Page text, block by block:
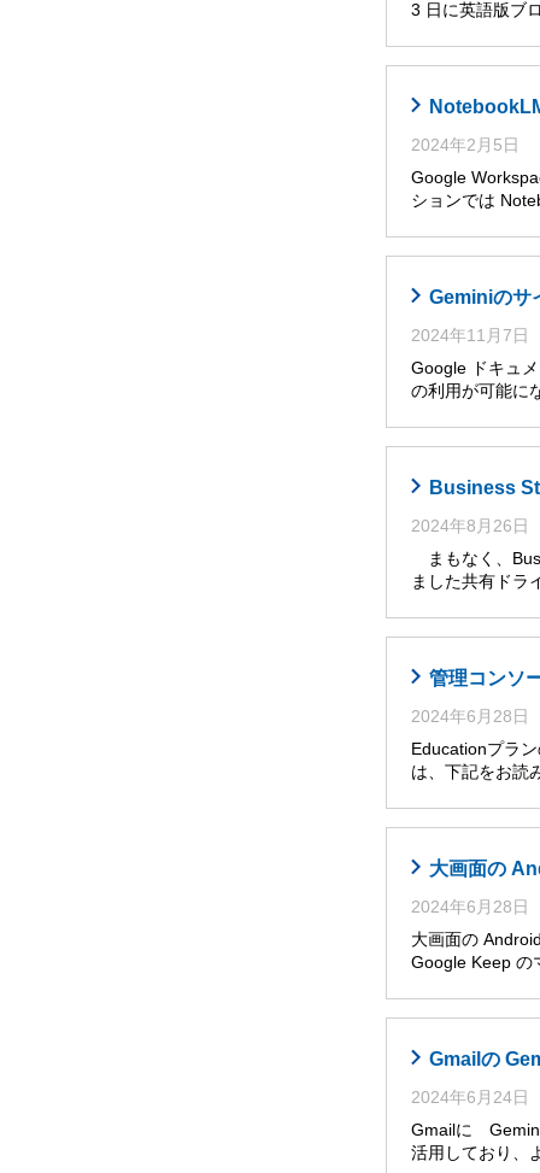
3 日に英語版ブ
2024年2月5日
Google
ションでは
Geminiのサ
2024年11月7日
Google ドキュ
の利用が可能に
Business
2024年8月26日
まもなく、
ました共有ドラ
管理コンソ
2024年6月28日
Educationプラ
は、下記をお
大画面の
2024年6月28日
大画面の
Google Keep の
Gmailの
2024年6月24日
Gmailに Gemini
活用しており、